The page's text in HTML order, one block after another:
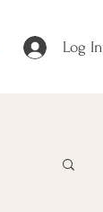
Log In